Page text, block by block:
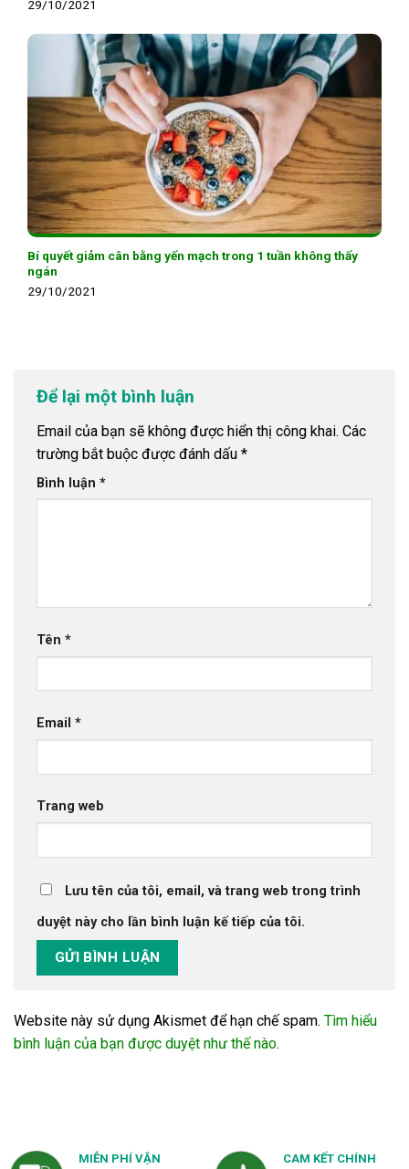
29/10/2021
Bí quyết giảm cân bằng yến mạch trong 1 tuần không thấy
ngán
29/10/2021
Để lại một bình luận
Email của bạn sẽ không được hiển thị công khai. Các
trường bắt buộc được đánh dấu *
Bình luận *
Tên *
Email *
Trang web
Lưu tên của tôi, email, và trang web trong trình
duyệt này cho lần bình luận kế tiếp của tôi.
Website này sử dụng Akismet để hạn chế spam. Tìm hiểu
bình luận của bạn được duyệt như thế nào.
MIỄN PHÍ VẬN
CAM KẾT CHÍNH